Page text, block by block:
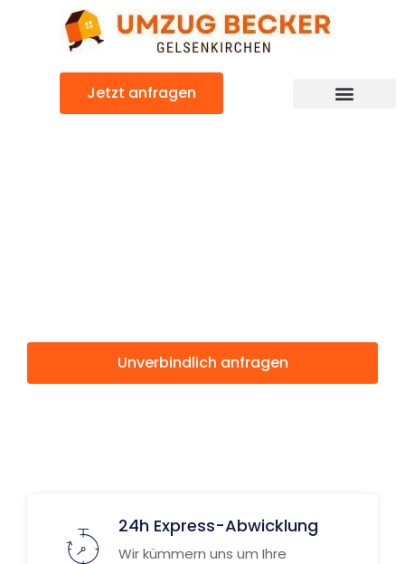
Jetzt anfragen
Unverbindlich anfragen
24h Express-Abwicklung
Wir kümmern uns um Ihre